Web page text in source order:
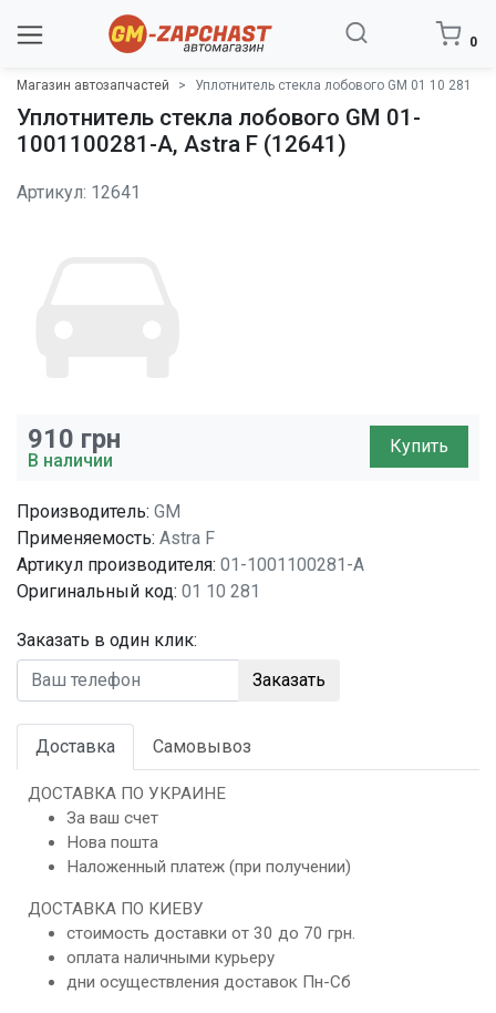
0
Магазин автозапчастей Уплотнитель стекла лобового GM 01 10 281
Уплотнитель стекла лобового GM 01-
1001100281-A, Astra F (12641)
Артикул: 12641
910 грн
В наличии
Купить
Производитель: GM
Применяемость: Astra F
Артикул производителя: 01-1001100281-A
Оригинальный код: 01 10 281
Заказать в один клик:
Заказать
Доставка Самовывоз
ДОСТАВКА ПО УКРАИНЕ
За ваш счет
Нова пошта
Наложенный платеж (при получении)
ДОСТАВКА ПО КИЕВУ
стоимость доставки от 30 до 70 грн.
оплата наличными курьеру
дни осуществления доставок Пн-Сб